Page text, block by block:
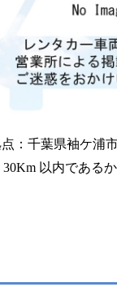
：千葉県袖ケ浦
以内である